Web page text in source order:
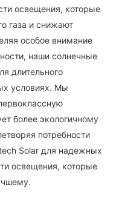
освещения, которые
газа и снижают
особое внимание
наши солнечные
длительного
условиях. Мы
более экологичному
потребности
Solar для надежных
освещения, которые